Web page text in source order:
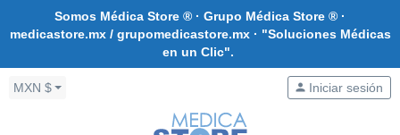
Somos Médica Store ® · Grupo Médica Store ® ·
medicastore.mx / grupomedicastore.mx · "Soluciones Médicas
en un Clic".
MXN $ person Iniciar sesión